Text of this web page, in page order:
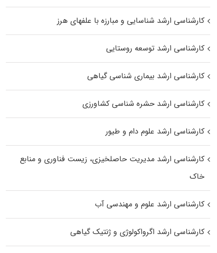
کارشناسی ارشد شناسایی و مبارزه با علفهای هرز
کارشناسی ارشد توسعه روستایی
کارشناسی ارشد بیماری‌ شناسی گیاهی
کارشناسی ارشد حشره‌ شناسی کشاورزی
کارشناسی ارشد علوم دام و طیور
کارشناسی ارشد مدیریت حاصلخیزی، زیست فناوری و منابع
خاک
کارشناسی ارشد علوم و مهندسی آب
کارشناسی ارشد اگرواکولوژی و ژنتیک گیاهی